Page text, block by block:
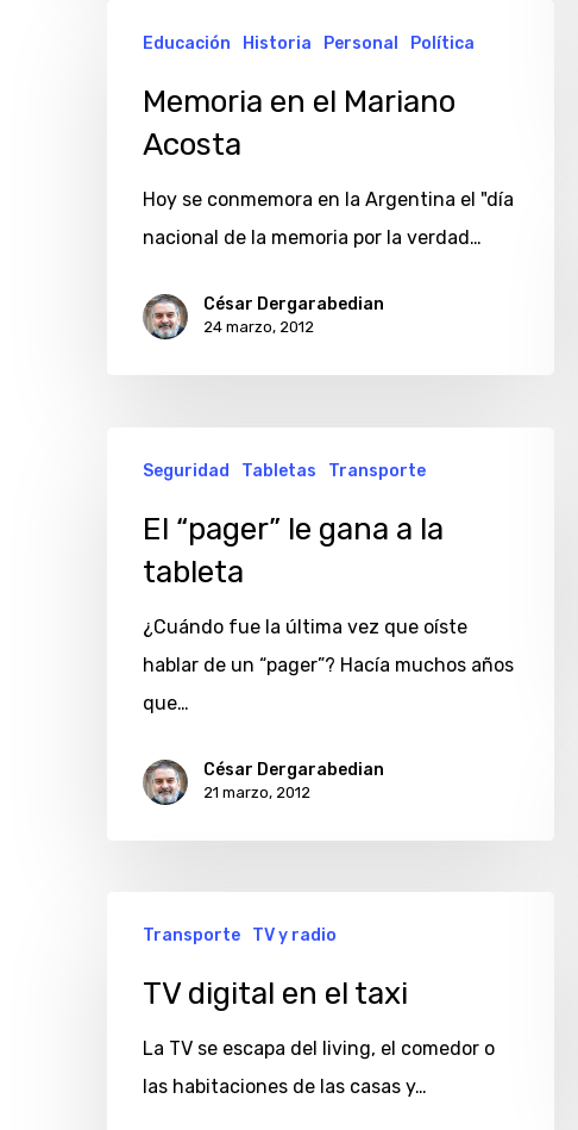
Mariano
Educación Historia Personal Política
Memoria en el Mariano
Acosta
Hoy se conmemora en la Argentina el "día
nacional de la memoria por la verdad…
César Dergarabedian
24 marzo, 2012
“pager”
gana
tableta
Seguridad Tabletas Transporte
El “pager” le gana a la
tableta
¿Cuándo fue la última vez que oíste
hablar de un “pager”? Hacía muchos años
que…
César Dergarabedian
21 marzo, 2012
digital
Transporte TV y radio
TV digital en el taxi
La TV se escapa del living, el comedor o
las habitaciones de las casas y…